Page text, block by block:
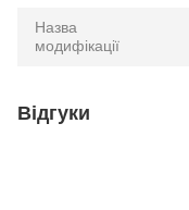
Назва
модифікації
Відгуки